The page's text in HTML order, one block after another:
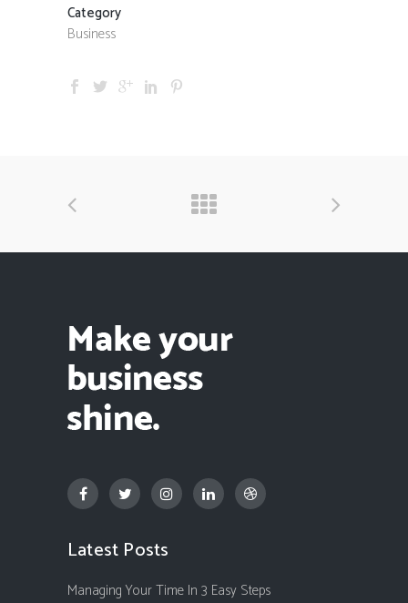
Category
Business
Latest Posts
Managing Your Time In 3 Easy Steps